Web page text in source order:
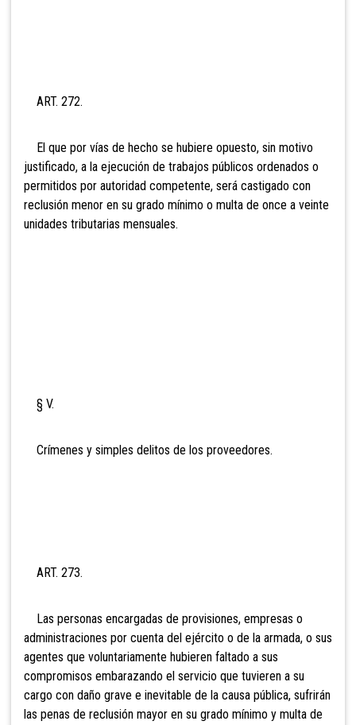
ART. 272.
El que por vías de hecho se hubiere opuesto, sin motivo
justificado, a la ejecución de trabajos públicos ordenados o
permitidos por autoridad competente, será castigado con
reclusión menor en su grado mínimo o multa de once a veinte
unidades tributarias mensuales.
§ V.
Crímenes y simples delitos de los proveedores.
ART. 273.
Las personas encargadas de provisiones, empresas o
administraciones por cuenta del ejército o de la armada, o sus
agentes que voluntariamente hubieren faltado a sus
compromisos embarazando el servicio que tuvieren a su
cargo con daño grave e inevitable de la causa pública, sufrirán
las penas de reclusión mayor en su grado mínimo y multa de